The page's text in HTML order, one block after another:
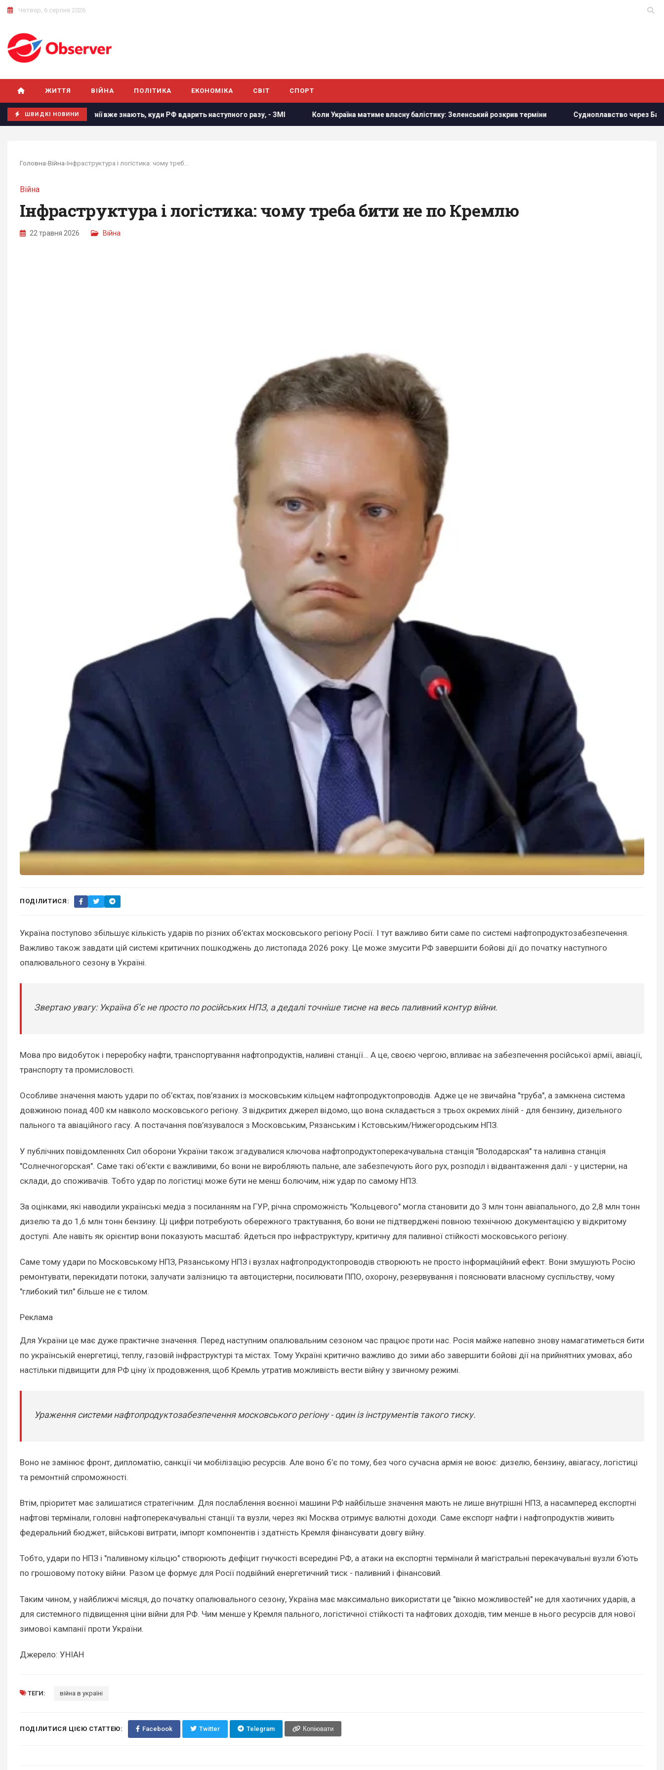
Четвер, 6 серпня 2026
ЖИТТЯ ВІЙНА ПОЛІТИКА ЕКОНОМІКА СВІТ СПОРТ
ШВИДКІ НОВИНИ
В Румунії вже знають, куди РФ вдарить наступного разу, - ЗМІ Коли Україна матиме власну балістику: Зеленський розкрив терміни Судноплавство через Баб-ель-Мандебську
Головна›Війна›
Війна
Інфраструктура і логістика: чому треба бити не по Кремлю
22 травня 2026 Війна
ПОДІЛИТИСЯ:
Україна поступово збільшує кількість ударів по різних об’єктах московського регіону Росії. І тут важливо бити саме по системі нафтопродуктозабезпечення.
Важливо також завдати цій системі критичних пошкоджень до листопада 2026 року. Це може змусити РФ завершити бойові дії до початку наступного
опалювального сезону в Україні.
Звертаю увагу: Україна б’є не просто по російських НПЗ, а дедалі точніше тисне на весь паливний контур війни.
Мова про видобуток і переробку нафти, транспортування нафтопродуктів, наливні станції… А це, своєю чергою, впливає на забезпечення російської армії, авіації,
транспорту та промисловості.
Особливе значення мають удари по об’єктах, пов’язаних із московським кільцем нафтопродуктопроводів. Адже це не звичайна "труба", а замкнена система
довжиною понад 400 км навколо московського регіону. З відкритих джерел відомо, що вона складається з трьох окремих ліній - для бензину, дизельного
пального та авіаційного гасу. А постачання пов’язувалося з Московським, Рязанським і Кстовським/Нижегородським НПЗ.
У публічних повідомленнях Сил оборони України також згадувалися ключова нафтопродуктоперекачувальна станція "Володарская" та наливна станція
"Солнечногорская". Саме такі об’єкти є важливими, бо вони не виробляють пальне, але забезпечують його рух, розподіл і відвантаження далі - у цистерни, на
склади, до споживачів. Тобто удар по логістиці може бути не менш болючим, ніж удар по самому НПЗ.
За оцінками, які наводили українські медіа з посиланням на ГУР, річна спроможність "Кольцевого" могла становити до 3 млн тонн авіапального, до 2,8 млн тонн
дизелю та до 1,6 млн тонн бензину. Ці цифри потребують обережного трактування, бо вони не підтверджені повною технічною документацією у відкритому
доступі. Але навіть як орієнтир вони показують масштаб: йдеться про інфраструктуру, критичну для паливної стійкості московського регіону.
Саме тому удари по Московському НПЗ, Рязанському НПЗ і вузлах нафтопродуктопроводів створюють не просто інформаційний ефект. Вони змушують Росію
ремонтувати, перекидати потоки, залучати залізницю та автоцистерни, посилювати ППО, охорону, резервування і пояснювати власному суспільству, чому
"глибокий тил" більше не є тилом.
Реклама
Для України це має дуже практичне значення. Перед наступним опалювальним сезоном час працює проти нас. Росія майже напевно знову намагатиметься бити
по українській енергетиці, теплу, газовій інфраструктурі та містах. Тому Україні критично важливо до зими або завершити бойові дії на прийнятних умовах, або
настільки підвищити для РФ ціну їх продовження, щоб Кремль утратив можливість вести війну у звичному режимі.
Ураження системи нафтопродуктозабезпечення московського регіону - один із інструментів такого тиску.
Воно не замінює фронт, дипломатію, санкції чи мобілізацію ресурсів. Але воно б’є по тому, без чого сучасна армія не воює: дизелю, бензину, авіагасу, логістиці
та ремонтній спроможності.
Втім, пріоритет має залишатися стратегічним. Для послаблення воєнної машини РФ найбільше значення мають не лише внутрішні НПЗ, а насамперед експортні
нафтові термінали, головні нафтоперекачувальні станції та вузли, через які Москва отримує валютні доходи. Саме експорт нафти і нафтопродуктів живить
федеральний бюджет, військові витрати, імпорт компонентів і здатність Кремля фінансувати довгу війну.
Тобто, удари по НПЗ і "паливному кільцю" створюють дефіцит гнучкості всередині РФ, а атаки на експортні термінали й магістральні перекачувальні вузли б’ють
по грошовому потоку війни. Разом це формує для Росії подвійний енергетичний тиск - паливний і фінансовий.
Таким чином, у найближчі місяця, до початку опалювального сезону, Україна має максимально використати це "вікно можливостей" не для хаотичних ударів, а
для системного підвищення ціни війни для РФ. Чим менше у Кремля пального, логістичної стійкості та нафтових доходів, тим менше в нього ресурсів для нової
зимової кампанії проти України.
Джерело: УНІАН
ТЕГИ: війна в україні
ПОДІЛИТИСЯ ЦІЄЮ СТАТТЕЮ: Facebook Twitter Telegram Копіювати